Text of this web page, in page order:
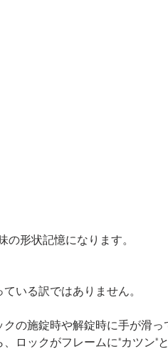
形状記憶になります。
いる訳ではありません。
の施錠時や解錠時に手が滑っ
ロックがフレームに"カツン"